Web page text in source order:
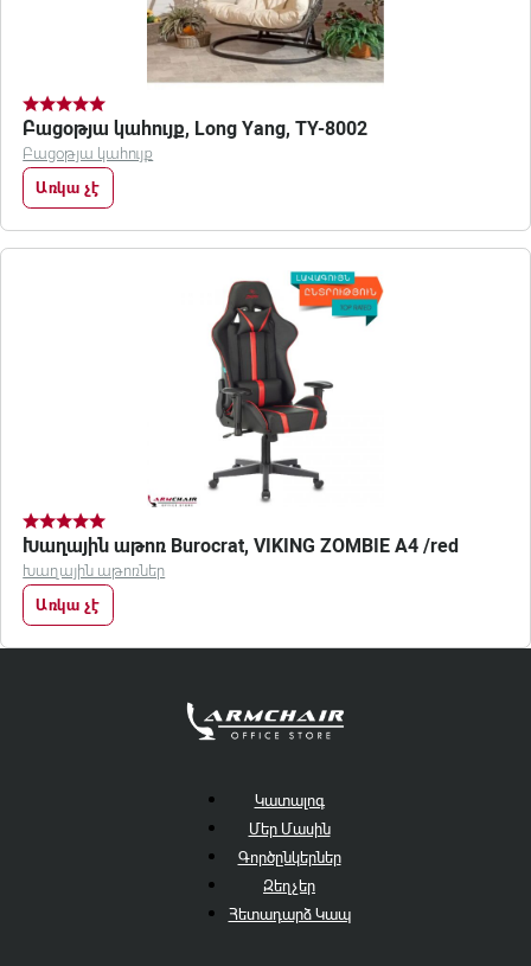
Բացօթյա կահույք, Long Yang, TY-8002
Բացօթյա կահույք
Առկա չէ
Խաղային աթոռ Burocrat, VIKING ZOMBIE A4 /red
Խաղային աթոռներ
Առկա չէ
Կատալոգ
Մեր Մասին
Գործընկերներ
Զեղչեր
Հետադարձ Կապ